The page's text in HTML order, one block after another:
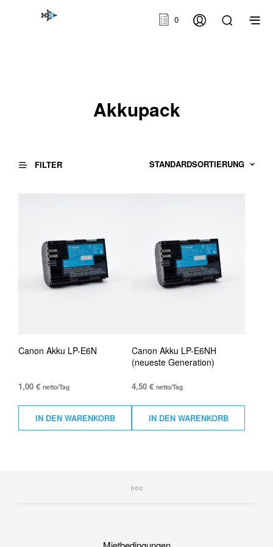
0
Akkupack
FILTER
Canon Akku LP-E6N
1,00 € netto/Tag
IN DEN WARENKORB
Canon Akku LP-E6NH
(neueste Generation)
4,50€ netto/Tag
IN DEN WARENKORB